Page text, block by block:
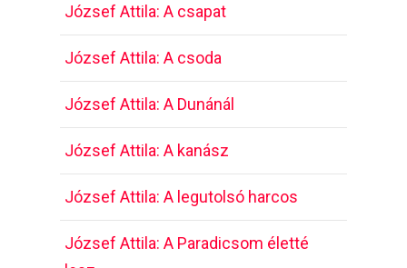
József Attila: A csapat
József Attila: A csoda
József Attila: A Dunánál
József Attila: A kanász
József Attila: A legutolsó harcos
József Attila: A Paradicsom életté